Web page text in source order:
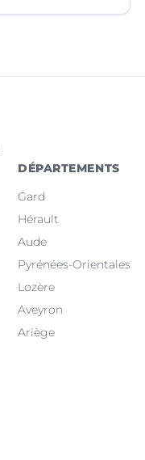
DÉPARTEMENTS
Gard
Hérault
Aude
Pyrénées-Orientales
Lozère
Aveyron
Ariège